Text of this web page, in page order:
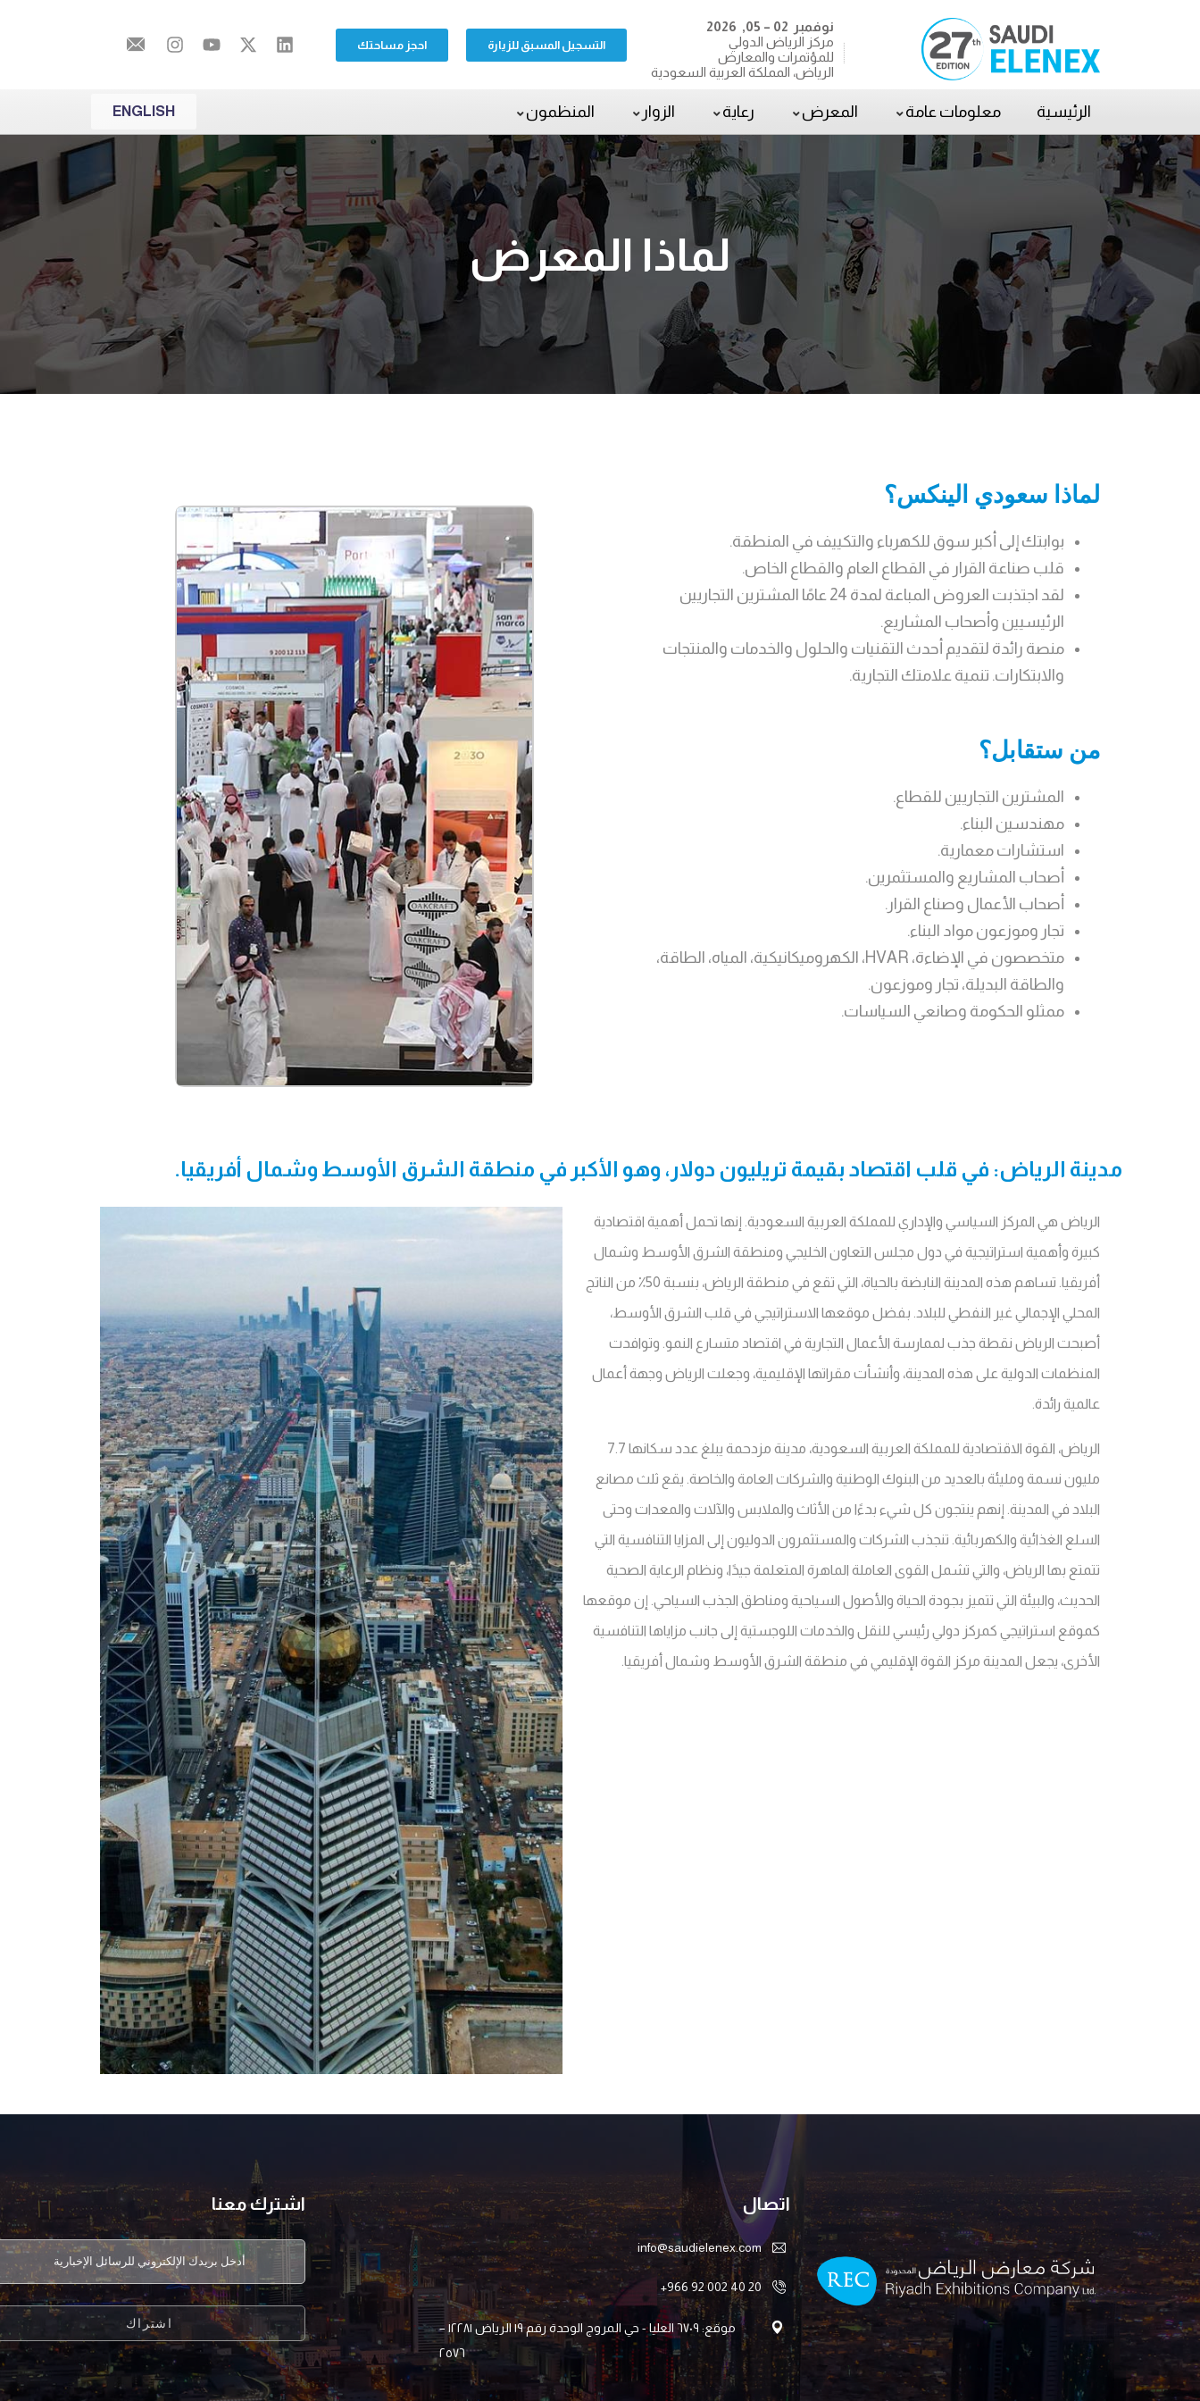
نوفمبر 02 – 05, 2026
مركز الرياض الدولي
للمؤتمرات والمعارض
الرياض، المملكة العربية السعودية
التسجيل المسبق للزيارة احجز مساحتك
الرئيسية معلومات عامة المعرض رعاية الزوار المنظمون ENGLISH
لماذا المعرض
لماذا سعودي الينكس؟
بوابتك إلى أكبر سوق للكهرباء والتكييف في المنطقة.
قلب صناعة القرار في القطاع العام والقطاع الخاص.
لقد اجتذبت العروض المباعة لمدة 24 عامًا المشترين التجاريين
الرئيسيين وأصحاب المشاريع.
منصة رائدة لتقديم أحدث التقنيات والحلول والخدمات والمنتجات
والابتكارات. تنمية علامتك التجارية.
من ستقابل؟
المشترين التجاريين للقطاع.
مهندسين البناء.
استشارات معمارية.
أصحاب المشاريع والمستثمرين.
أصحاب الأعمال وصناع القرار.
تجار وموزعون مواد البناء.
متخصصون في الإضاءة، HVAR، الكهروميكانيكية، المياه، الطاقة،
والطاقة البديلة، تجار وموزعون.
ممثلو الحكومة وصانعي السياسات.
مدينة الرياض: في قلب اقتصاد بقيمة تريليون دولار، وهو الأكبر في منطقة الشرق الأوسط وشمال أفريقيا.
الرياض هي المركز السياسي والإداري للمملكة العربية السعودية. إنها تحمل أهمية اقتصادية
كبيرة وأهمية استراتيجية في دول مجلس التعاون الخليجي ومنطقة الشرق الأوسط وشمال
أفريقيا. تساهم هذه المدينة النابضة بالحياة، التي تقع في منطقة الرياض، بنسبة 50٪ من الناتج
المحلي الإجمالي غير النفطي للبلاد. بفضل موقعها الاستراتيجي في قلب الشرق الأوسط،
أصبحت الرياض نقطة جذب لممارسة الأعمال التجارية في اقتصاد متسارع النمو. وتوافدت
المنظمات الدولية على هذه المدينة، وأنشأت مقراتها الإقليمية، وجعلت الرياض وجهة أعمال
عالمية رائدة.
الرياض، القوة الاقتصادية للمملكة العربية السعودية، مدينة مزدحمة يبلغ عدد سكانها 7.7
مليون نسمة ومليئة بالعديد من البنوك الوطنية والشركات العامة والخاصة. يقع ثلث مصانع
البلاد في المدينة. إنهم ينتجون كل شيء بدءًا من الأثاث والملابس والآلات والمعدات وحتى
السلع الغذائية والكهربائية. تنجذب الشركات والمستثمرون الدوليون إلى المزايا التنافسية التي
تتمتع بها الرياض، والتي تشمل القوى العاملة الماهرة المتعلمة جيدًا، ونظام الرعاية الصحية
الحديث، والبيئة التي تتميز بجودة الحياة والأصول السياحية ومناطق الجذب السياحي. إن موقعها
كموقع استراتيجي كمركز دولي رئيسي للنقل والخدمات اللوجستية إلى جانب مزاياها التنافسية
الأخرى، يجعل المدينة مركز القوة الإقليمي في منطقة الشرق الأوسط وشمال أفريقيا.
اتصال
info@saudielenex.com
+966 92 002 40 20
موقع: ٦۷۰۹ العليا - حي المروج الوحدة رقم ۱۹ الرياض ۱۲۲۸۱ –
۲٥۷٦
اشترك معنا